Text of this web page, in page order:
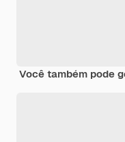
Você também pode